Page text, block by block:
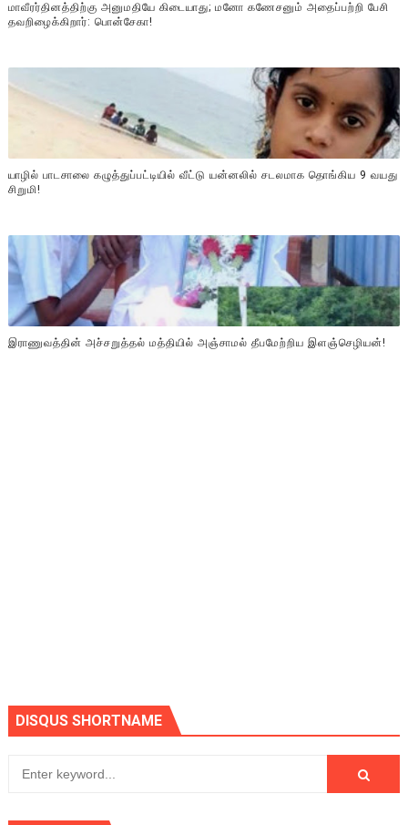
மாவீரர்தினத்திற்கு அனுமதியே கிடையாது; மனோ கணேசனும் அதைப்பற்றி பேசி
தவறிழைக்கிறார்: பொன்சேகா!
யாழில் பாடசாலை கழுத்துப்பட்டியில் வீட்டு யன்னலில் சடலமாக தொங்கிய 9 வயது
சிறுமி!
இராணுவத்தின் அச்சறுத்தல் மத்தியில் அஞ்சாமல் தீபமேற்றிய இளஞ்செழியன்!
DISQUS SHORTNAME